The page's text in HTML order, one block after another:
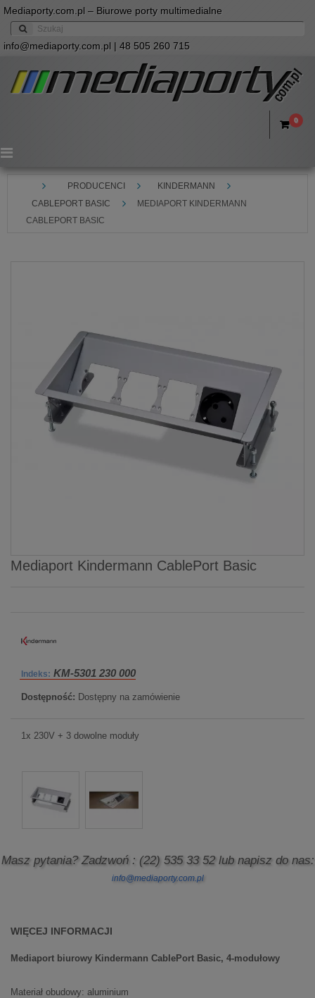
Mediaporty.com.pl – Biurowe porty multimedialne
info@mediaporty.com.pl | 48 505 260 715
0
Menu
PRODUCENCI
KINDERMANN
CABLEPORT BASIC
MEDIAPORT KINDERMANN
CABLEPORT BASIC
Mediaport Kindermann CablePort Basic
Indeks: KM-5301 230 000
Dostępność: Dostępny na zamówienie
1x 230V + 3 dowolne moduły
Masz pytania? Zadzwoń : (22) 535 33 52lub napisz do nas:
info@mediaporty.com.pl
WIĘCEJ INFORMACJI
Mediaport biurowy Kindermann CablePort Basic, 4-modułowy
Materiał obudowy: aluminium